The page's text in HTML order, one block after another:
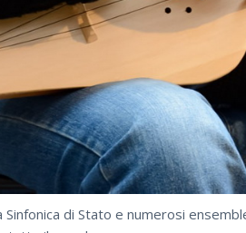
Sinfonica di Stato e numerosi